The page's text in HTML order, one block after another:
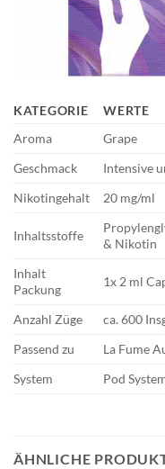
KATEGORIE
WERTE
Aroma
Grape
Geschmack
Intensive
Nikotingehalt
20 mg/ml
Inhaltsstoffe
& Nikotin
Inhalt
Packung
1x 2 ml
Anzahl Züge
ca. 600
Passend zu
La Fume
System
Pod
ÄHNLICHE